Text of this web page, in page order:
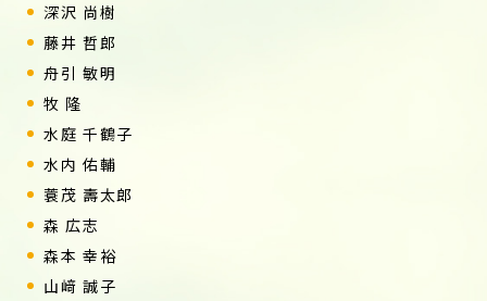
深沢 尚樹
藤井 哲郎
舟引 敏明
牧 隆
水庭 千鶴子
水内 佑輔
蓑茂 壽太郎
森 広志
森本 幸裕
山﨑 誠子